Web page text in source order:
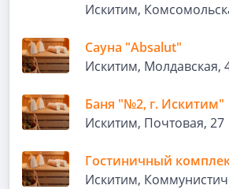
Искитим,
Сауна "Absalut"
Искитим, Молдавская,
Баня "№2, г. Искитим"
Искитим, Почтовая, 27
Гостиничный
Искитим,